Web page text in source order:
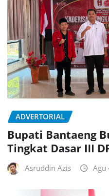
ADVERTORIAL
Bupati Bantaeng
Tingkat Dasar III
Asruddin Azis Agu